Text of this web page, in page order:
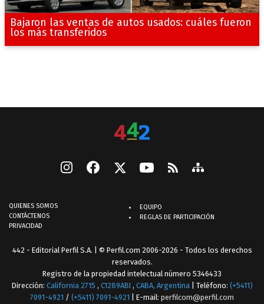
Bajaron las ventas de autos usados: cuáles fueron
los más transferidos
QUIENES SOMOS
CONTÁCTENOS
PRIVACIDAD
EQUIPO
REGLAS DE PARTICIPACIÓN
442 - Editorial Perfil S.A. | © Perfil.com 2006-2026 - Todos los derechos
reservados.
Registro de la propiedad intelectual número 5346433
Dirección: California 2715 , C1289ABI , CABA, Argentina | Teléfono: (+5411)
7091-4921 / (+5411) 7091-4921 | E-mail: perfilcom@perfil.com